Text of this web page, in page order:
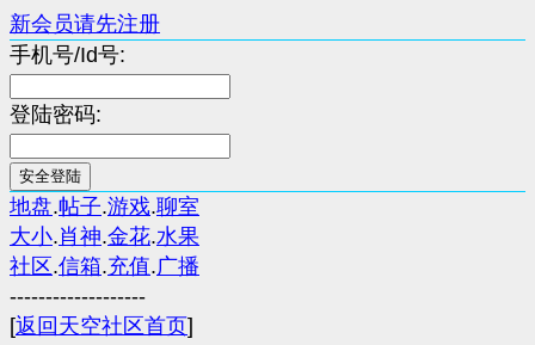
新会员请先注册
手机号/Id号:
登陆密码:
地盘.帖子.游戏.聊室
大小.肖神.金花.水果
社区 .信箱.充值.广播
-------------------
[返回天空社区首页]